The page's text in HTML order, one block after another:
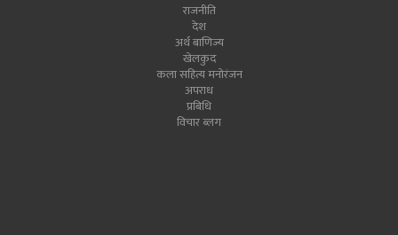
राजनीति
देश
अर्थ बाणिज्य
खेलकुद
कला सहित्य मनोरंजन
अपराध
प्रबिधि
विचार ब्लग